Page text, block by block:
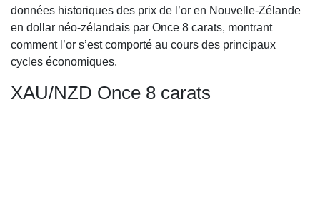
données historiques des prix de l’or en Nouvelle-Zélande
en dollar néo-zélandais par Once 8 carats, montrant
comment l’or s’est comporté au cours des principaux
cycles économiques.
XAU/NZD Once 8 carats